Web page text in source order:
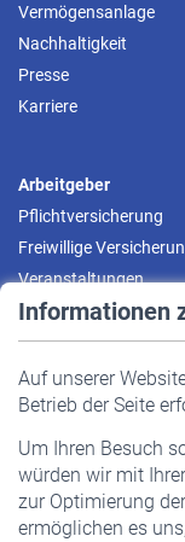
Informationen
Auf unserer
Betrieb der Seite
Um Ihren Besuch
würden wir mit
zur Optimierung
ermöglichen es
Vermögensanlage
Nachhaltigkeit
Presse
Karriere
Arbeitgeber
Pflichtversicherung
Freiwillige
Veranstaltungen
Pflichtversicherung
Staatliche Förderung
Veranstaltungen